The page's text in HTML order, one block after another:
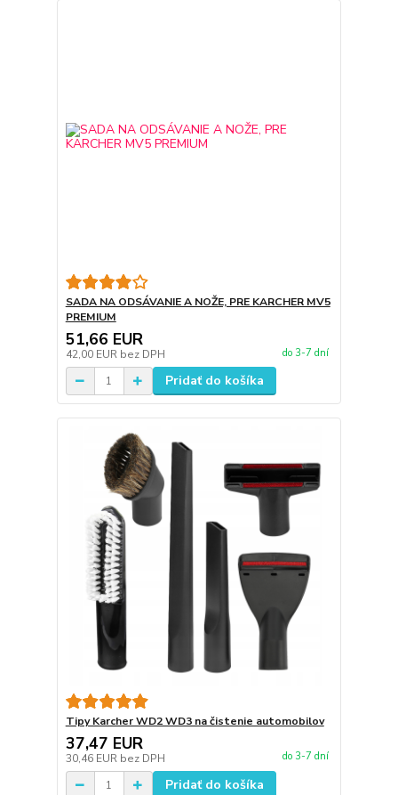
SADA NA ODSÁVANIE A NOŽE, PRE KARCHER MV5
PREMIUM
51,66 EUR
42,00 EUR bez DPH do 3-7 dní
Pridať do košíka
Tipy Karcher WD2 WD3 na čistenie automobilov
37,47 EUR
30,46 EUR bez DPH do 3-7 dní
Pridať do košíka